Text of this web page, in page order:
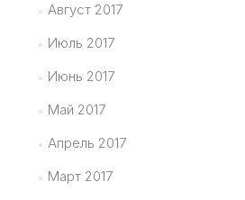
Август 2017
Июль 2017
Июнь 2017
Май 2017
Апрель 2017
Март 2017